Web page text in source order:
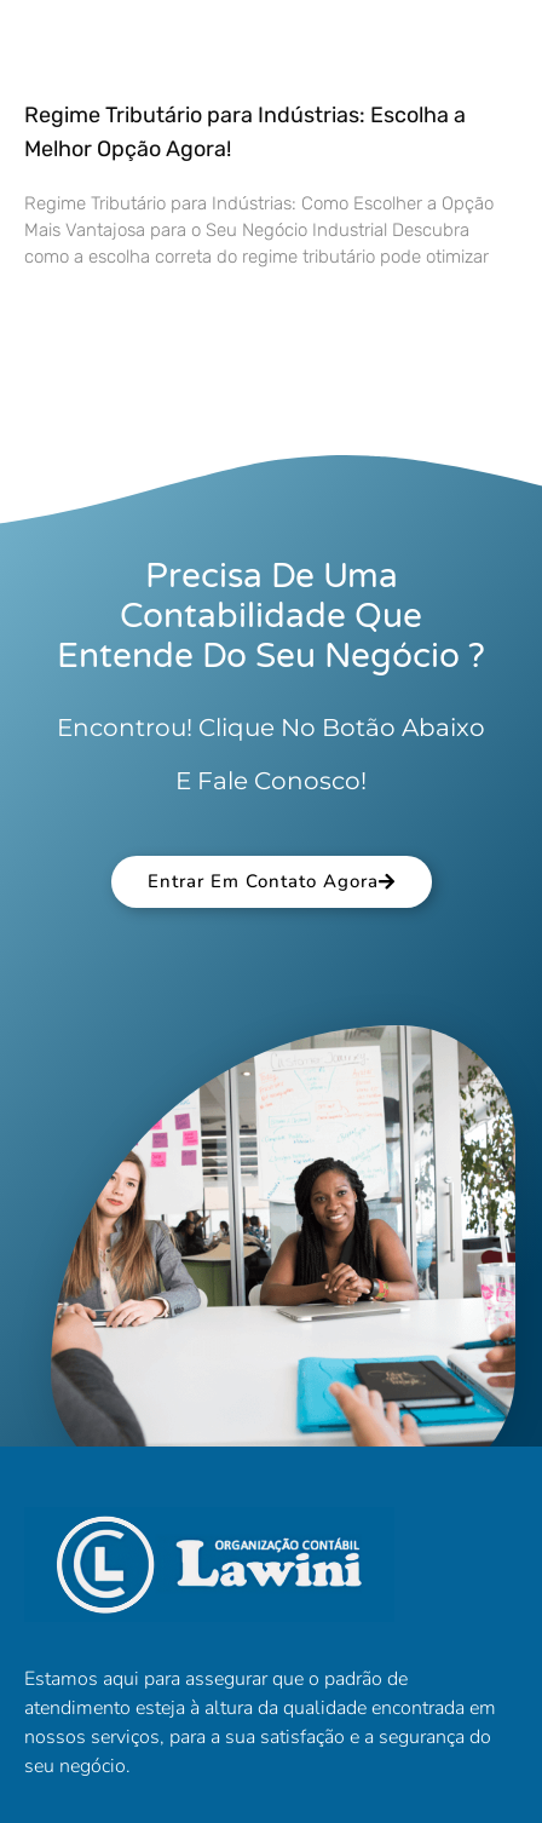
Regime Tributário para Indústrias: Escolha a
Melhor Opção Agora!
Regime Tributário para Indústrias: Como Escolher a Opção
Mais Vantajosa para o Seu Negócio Industrial Descubra
como a escolha correta do regime tributário pode otimizar
Precisa De Uma
Contabilidade Que
Entende Do Seu Negócio ?
Encontrou! Clique No Botão Abaixo
E Fale Conosco!
Entrar Em Contato Agora
Estamos aqui para assegurar que o padrão de
atendimento esteja à altura da qualidade encontrada em
nossos serviços, para a sua satisfação e a segurança do
seu negócio.